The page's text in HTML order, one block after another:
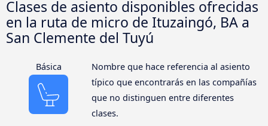
Clases de asiento disponibles ofrecidas
en la ruta de micro de Ituzaingó, BA a
San Clemente del Tuyú
Básica
Nombre que hace referencia al asiento
típico que encontrarás en las compañías
que no distinguen entre diferentes
clases.